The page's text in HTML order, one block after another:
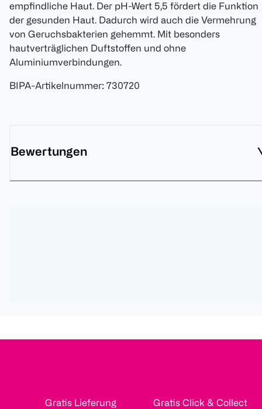
empfindliche Haut. Der pH-Wert 5,5 fördert die Funktion
der gesunden Haut. Dadurch wird auch die Vermehrung
von Geruchsbakterien gehemmt. Mit besonders
hautverträglichen Duftstoffen und ohne
Aluminiumverbindungen.
BIPA-Artikelnummer: 730720
Bewertungen
Gratis Lieferung
Gratis Click & Collect